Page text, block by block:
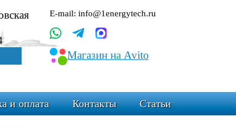
E-mail: info@1energytech.ru
Магазин на Avito
и оплата Контакты Статьи